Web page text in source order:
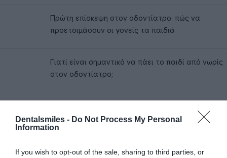
Dentalsmiles - Do Not Process My Personal
Information
If you wish to opt-out of the sale, sharing to third parties, or
Πρώτη επίσκεψη στον οδοντίατρο: πώς να
προετοιμάσουν οι γονείς τα παιδιά
Γιατί είναι σημαντικό να πάει το παιδί από νωρίς
στον οδοντίατρο;